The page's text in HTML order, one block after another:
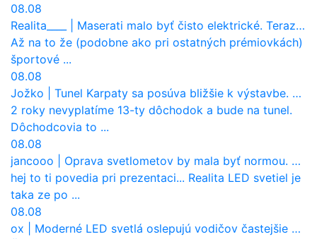
08.08
Realita____
Maserati malo byť čisto elektrické. Teraz zisťuje, že potrebuje nový osemvalcový motor
Až na to že (podobne ako pri ostatných prémiovkách)
športové ...
08.08
Jožko
Tunel Karpaty sa posúva bližšie k výstavbe. NDS urobila dôležitý krok
2 roky nevyplatíme 13-ty dôchodok a bude na tunel.
Dôchodcovia to ...
08.08
jancooo
Oprava svetlometov by mala byť normou. Jeden nový dnes stojí priemerne 1251 eur!
hej to ti povedia pri prezentaci... Realita LED svetiel je
taka ze po ...
08.08
ox
Moderné LED svetlá oslepujú vodičov častejšie než staré halogény